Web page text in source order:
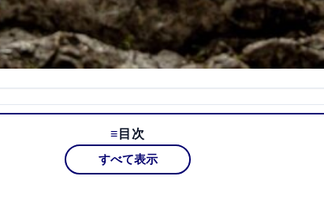
目次
すべて表示